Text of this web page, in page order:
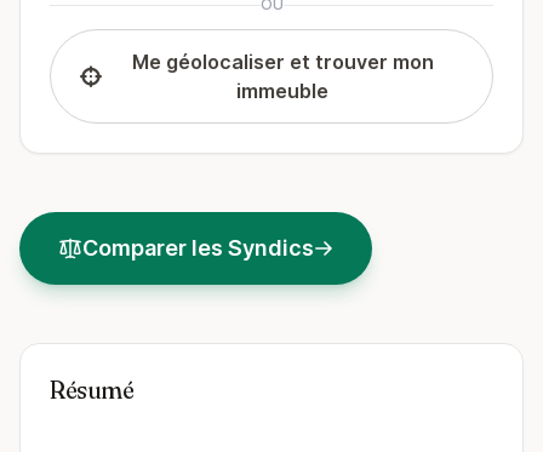
OU
Me géolocaliser et trouver mon
immeuble
Comparer les Syndics
Résumé